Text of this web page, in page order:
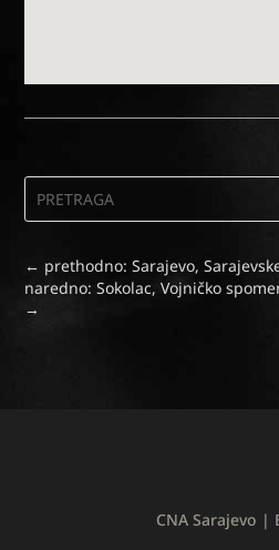
← prethodno: Sarajevo,
naredno: Sokolac, Vojničko
→
CNA Sarajevo |